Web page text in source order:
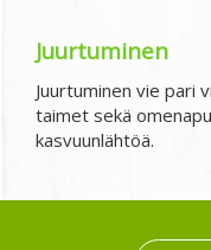
Juurtuminen
Juurtuminen vie pari
taimet sekä
kasvuunlähtöä.